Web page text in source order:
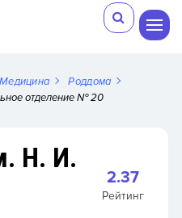
Медицина
Роддома
отделение № 20
Н. И.
2.37
Рейтинг